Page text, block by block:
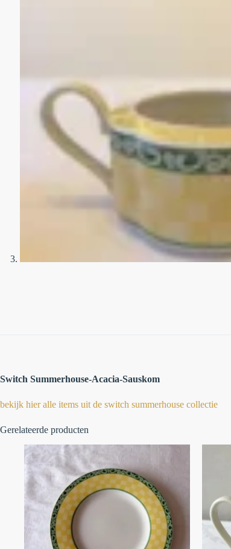
Switch Summerhouse-Acacia-Sauskom
bekijk hier alle items uit de switch summerhouse collectie
Gerelateerde producten